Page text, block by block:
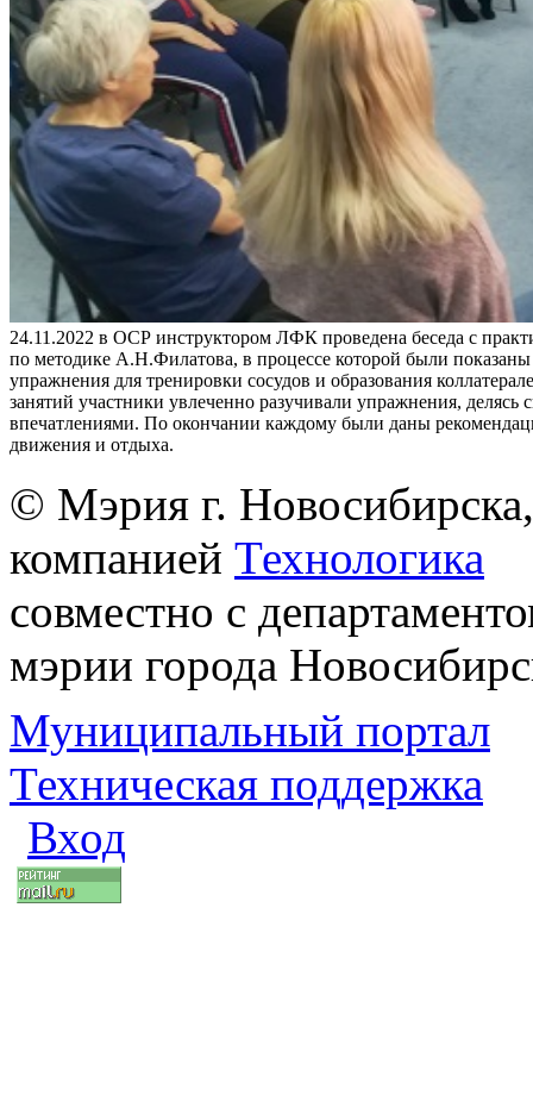
24.11.2022 в ОСР инструктором ЛФК проведена беседа с
по методике А.Н.Филатова, в процессе которой были
упражнения для тренировки сосудов и образования
занятий участники увлеченно разучивали упражнения, делясь
впечатлениями. По окончании каждому были даны
движения и отдыха.
© Мэрия г.
компанией Технологика
совместно с
мэрии города
Муниципальный портал
Техническая поддержка
Вход